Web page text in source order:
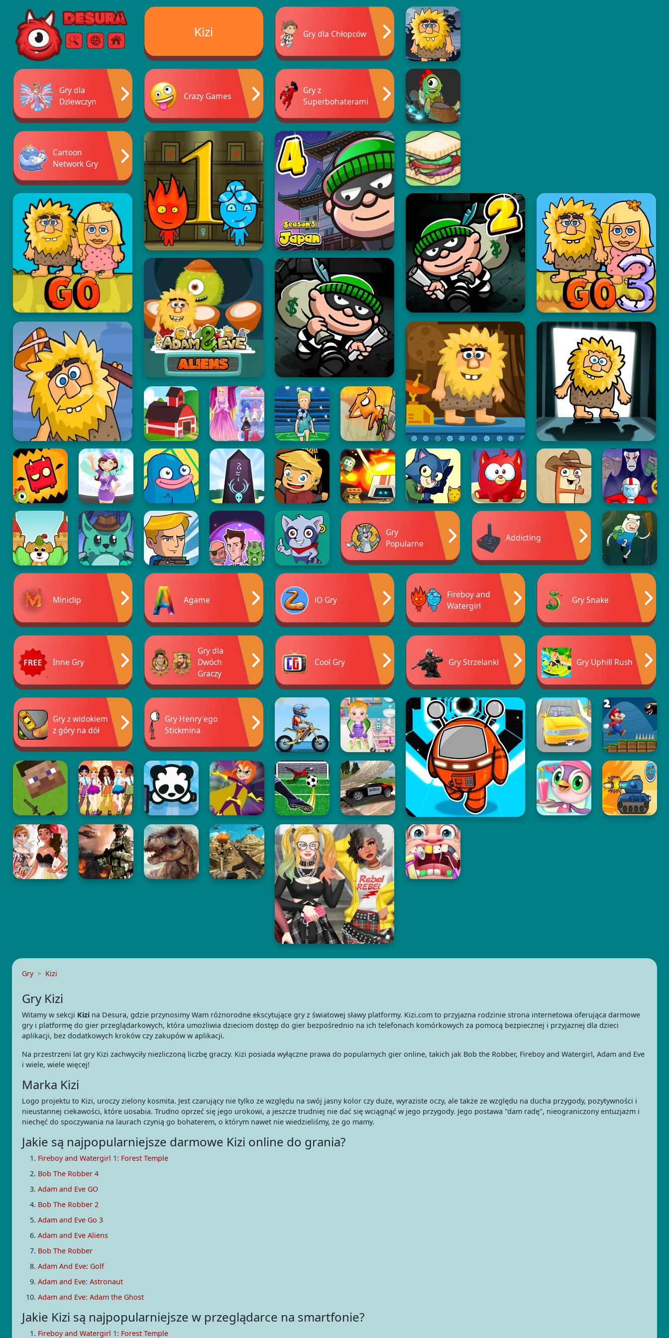
Free Online Games
SzukajMenu
Kizi Gry dla Chłopców
Gry dla
Dziewczyn
Crazy Games
Gry z
Superbohaterami
Cartoon
Network Gry
Gry
Popularne
Addicting
Miniclip Agame iO Gry
Fireboy and
Watergirl
Gry Snake
Inne Gry
Gry dla
Dwóch
Graczy
Cool Gry Gry Strzelanki Gry Uphill Rush
Gry z widokiem
z góry na dół
Gry Henry'ego
Stickmina
Gry Kizi
Gry Kizi
Witamy w sekcji Kizi na Desura, gdzie przynosimy Wam różnorodne ekscytujące gry z światowej sławy platformy. Kizi.com to przyjazna rodzinie strona internetowa oferująca darmowe
gry i platformę do gier przeglądarkowych, która umożliwia dzieciom dostęp do gier bezpośrednio na ich telefonach komórkowych za pomocą bezpiecznej i przyjaznej dla dzieci
aplikacji, bez dodatkowych kroków czy zakupów w aplikacji.
Na przestrzeni lat gry Kizi zachwyciły niezliczoną liczbę graczy. Kizi posiada wyłączne prawa do popularnych gier online, takich jak Bob the Robber, Fireboy and Watergirl, Adam and Eve
i wiele, wiele więcej!
Marka Kizi
Logo projektu to Kizi, uroczy zielony kosmita. Jest czarujący nie tylko ze względu na swój jasny kolor czy duże, wyraziste oczy, ale także ze względu na ducha przygody, pozytywności i
nieustannej ciekawości, które uosabia. Trudno oprzeć się jego urokowi, a jeszcze trudniej nie dać się wciągnąć w jego przygody. Jego postawa "dam radę", nieograniczony entuzjazm i
niechęć do spoczywania na laurach czynią go bohaterem, o którym nawet nie wiedzieliśmy, że go mamy.
Jakie są najpopularniejsze darmowe Kizi online do grania?
Fireboy and Watergirl 1: Forest Temple
Bob The Robber 4
Adam and Eve GO
Bob The Robber 2
Adam and Eve Go 3
Adam and Eve Aliens
Bob The Robber
Adam And Eve: Golf
Adam and Eve: Astronaut
Adam and Eve: Adam the Ghost
Jakie Kizi są najpopularniejsze w przeglądarce na smartfonie?
Fireboy and Watergirl 1: Forest Temple